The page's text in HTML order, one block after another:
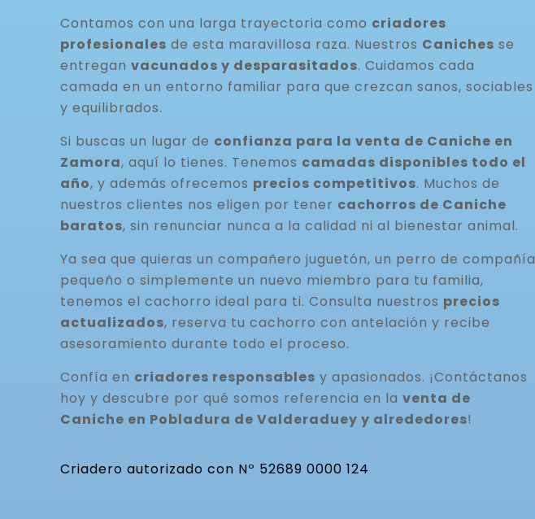
Contamos con una larga trayectoria como criadores
profesionales de esta maravillosa raza. Nuestros Caniches se
entregan vacunados y desparasitados. Cuidamos cada
camada en un entorno familiar para que crezcan sanos, sociables
y equilibrados.
Si buscas un lugar de confianza para la venta de Caniche en
Zamora, aquí lo tienes. Tenemos camadas disponibles todo el
año, y además ofrecemos precios competitivos. Muchos de
nuestros clientes nos eligen por tener cachorros de Caniche
baratos, sin renunciar nunca a la calidad ni al bienestar animal.
Ya sea que quieras un compañero juguetón, un perro de compañía
pequeño o simplemente un nuevo miembro para tu familia,
tenemos el cachorro ideal para ti. Consulta nuestros precios
actualizados, reserva tu cachorro con antelación y recibe
asesoramiento durante todo el proceso.
Confía en criadores responsables y apasionados. ¡Contáctanos
hoy y descubre por qué somos referencia en la venta de
Caniche en Pobladura de Valderaduey y alrededores!
Criadero autorizado con Nº 52689 0000 124